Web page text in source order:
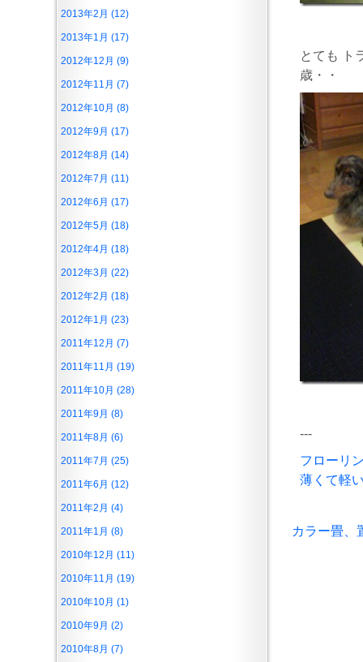
とても ト
歳・・
---
フローリ
薄くて軽
カラー畳、
2013年2月 (12)
2013年1月 (17)
2012年12月 (9)
2012年11月 (7)
2012年10月 (8)
2012年9月 (17)
2012年8月 (14)
2012年7月 (11)
2012年6月 (17)
2012年5月 (18)
2012年4月 (18)
2012年3月 (22)
2012年2月 (18)
2012年1月 (23)
2011年12月 (7)
2011年11月 (19)
2011年10月 (28)
2011年9月 (8)
2011年8月 (6)
2011年7月 (25)
2011年6月 (12)
2011年2月 (4)
2011年1月 (8)
2010年12月 (11)
2010年11月 (19)
2010年10月 (1)
2010年9月 (2)
2010年8月 (7)